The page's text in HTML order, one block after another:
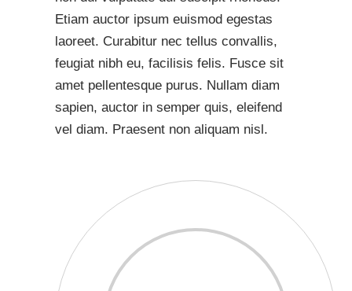
Etiam auctor ipsum euismod egestas
laoreet. Curabitur nec tellus convallis,
feugiat nibh eu, facilisis felis. Fusce sit
amet pellentesque purus. Nullam diam
sapien, auctor in semper quis, eleifend
vel diam. Praesent non aliquam nisl.